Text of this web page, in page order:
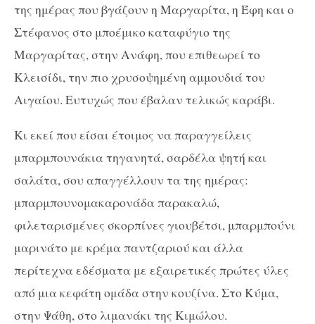
της ημέρας που βγάζουν η Μαργαρίτα, η Έφη και ο
Στέφανος στο μποέμικο καταφύγιο της
Μαργαρίτας, στην Ανάφη, που επιθεωρεί το
Κλεισίδι, την πιο χρυσοψημένη αμμουδιά του
Αιγαίου. Ευτυχώς που έβαλαν τελικώς καράβι.
Κι εκεί που είσαι έτοιμος να παραγγείλεις
μπαρμπουνάκια τηγανητά, σαρδέλα ψητή και
σαλάτα, σου απαγγέλλουν τα της ημέρας:
μπαρμπουνομακαρονάδα παρακαλώ,
φιλεταρισμένες σκορπίνες γιουβέτσι, μπαρμπούνι
μαρινάτο με κρέμα παντζαριού και άλλα
περίτεχνα εδέσματα με εξαιρετικές πρώτες ύλες
από μια κεφάτη ομάδα στην κουζίνα. Στο Κύμα,
στην Ψάθη, στο λιμανάκι της Κιμώλου.